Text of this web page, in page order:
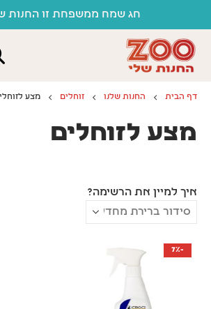
חג שמח ממשפחת זו החנות
דף הבית החנות שלנו זוחלים מצע
מצע לזוחלים
איך למיין את הרשימה?
-7%